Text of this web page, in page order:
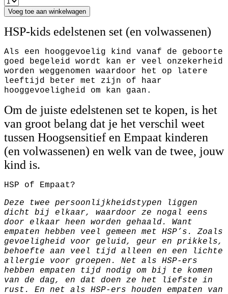
Voeg toe aan winkelwagen
HSP-kids edelstenen set (en volwassenen)
Als een hooggevoelig kind vanaf de geboorte
goed begeleid wordt kan er veel onzekerheid
worden weggenomen waardoor het op latere
leeftijd beter met zijn of haar
hooggevoeligheid om kan gaan.
Om de juiste edelstenen set te kopen, is het
van groot belang dat je het verschil weet
tussen Hoogsensitief en Empaat kinderen
(en volwassenen) en welk van de twee, jouw
kind is.
HSP of Empaat?
Deze twee persoonlijkheidstypen liggen
dicht bij elkaar, waardoor ze nogal eens
door elkaar heen worden gehaald. Want
empaten hebben veel gemeen met HSP’s. Zoals
gevoeligheid voor geluid, geur en prikkels,
behoefte aan veel tijd alleen en een lichte
allergie voor groepen. Net als HSP-ers
hebben empaten tijd nodig om bij te komen
van de dag, en dat doen ze het liefste in
rust. En net als HSP-ers houden empaten van